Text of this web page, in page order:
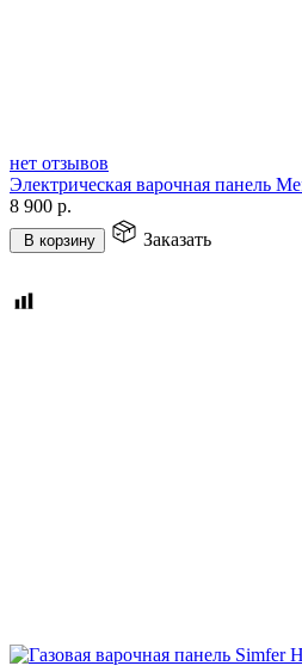
нет отзывов
Электрическая варочная панель
8 900 р.
В корзину Заказать